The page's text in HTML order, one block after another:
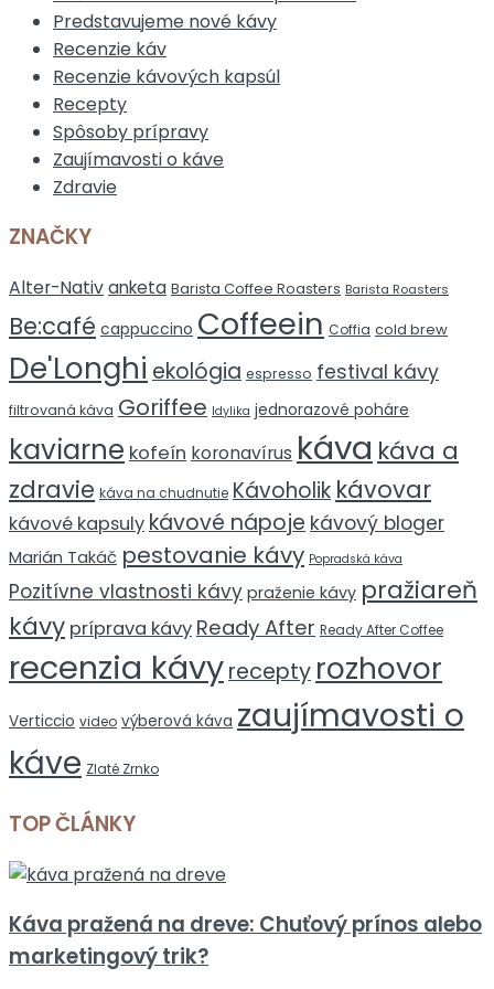
Predstavujeme nové kávy
Recenzie káv
Recenzie kávových kapsúl
Recepty
Spôsoby prípravy
Zaujímavosti o káve
Zdravie
ZNAČKY
Alter-Nativanketa Barista Coffee Roasters Barista Roasters
Be:café cappuccino Coffeein Coffia cold brew
De'Longhi ekológia espresso festival kávy
filtrovaná káva Goriffee Idylika jednorazové poháre
kaviarne kofeín koronavírus káva káva a
zdravie káva na chudnutie Kávoholik kávovar
kávové kapsuly kávové nápoje kávový bloger
Marián Takáč pestovanie kávy Popradská káva
Pozitívne vlastnosti kávy praženie kávy pražiareň
kávy príprava kávy Ready After Ready After Coffee
recenzia kávyrecepty rozhovor
Verticcio video výberová káva zaujímavosti o
káve Zlaté Zrnko
TOP ČLÁNKY
Káva pražená na dreve: Chuťový prínos alebo
marketingový trik?